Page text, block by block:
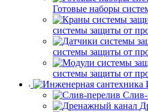
Готовые наборы
системы защиты от
системы защиты от
системы защиты от
Слив-